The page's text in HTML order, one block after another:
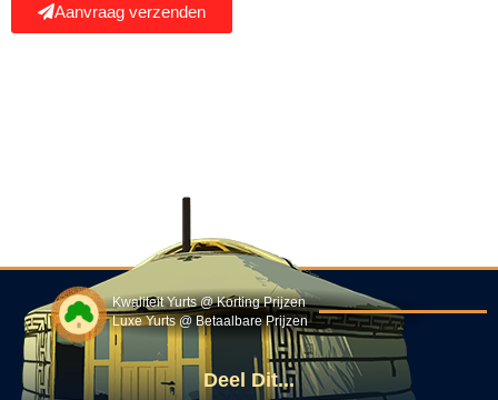
Aanvraag verzenden
Kwaliteit Yurts @ Korting Prijzen
Luxe Yurts @ Betaalbare Prijzen
Deel Dit...